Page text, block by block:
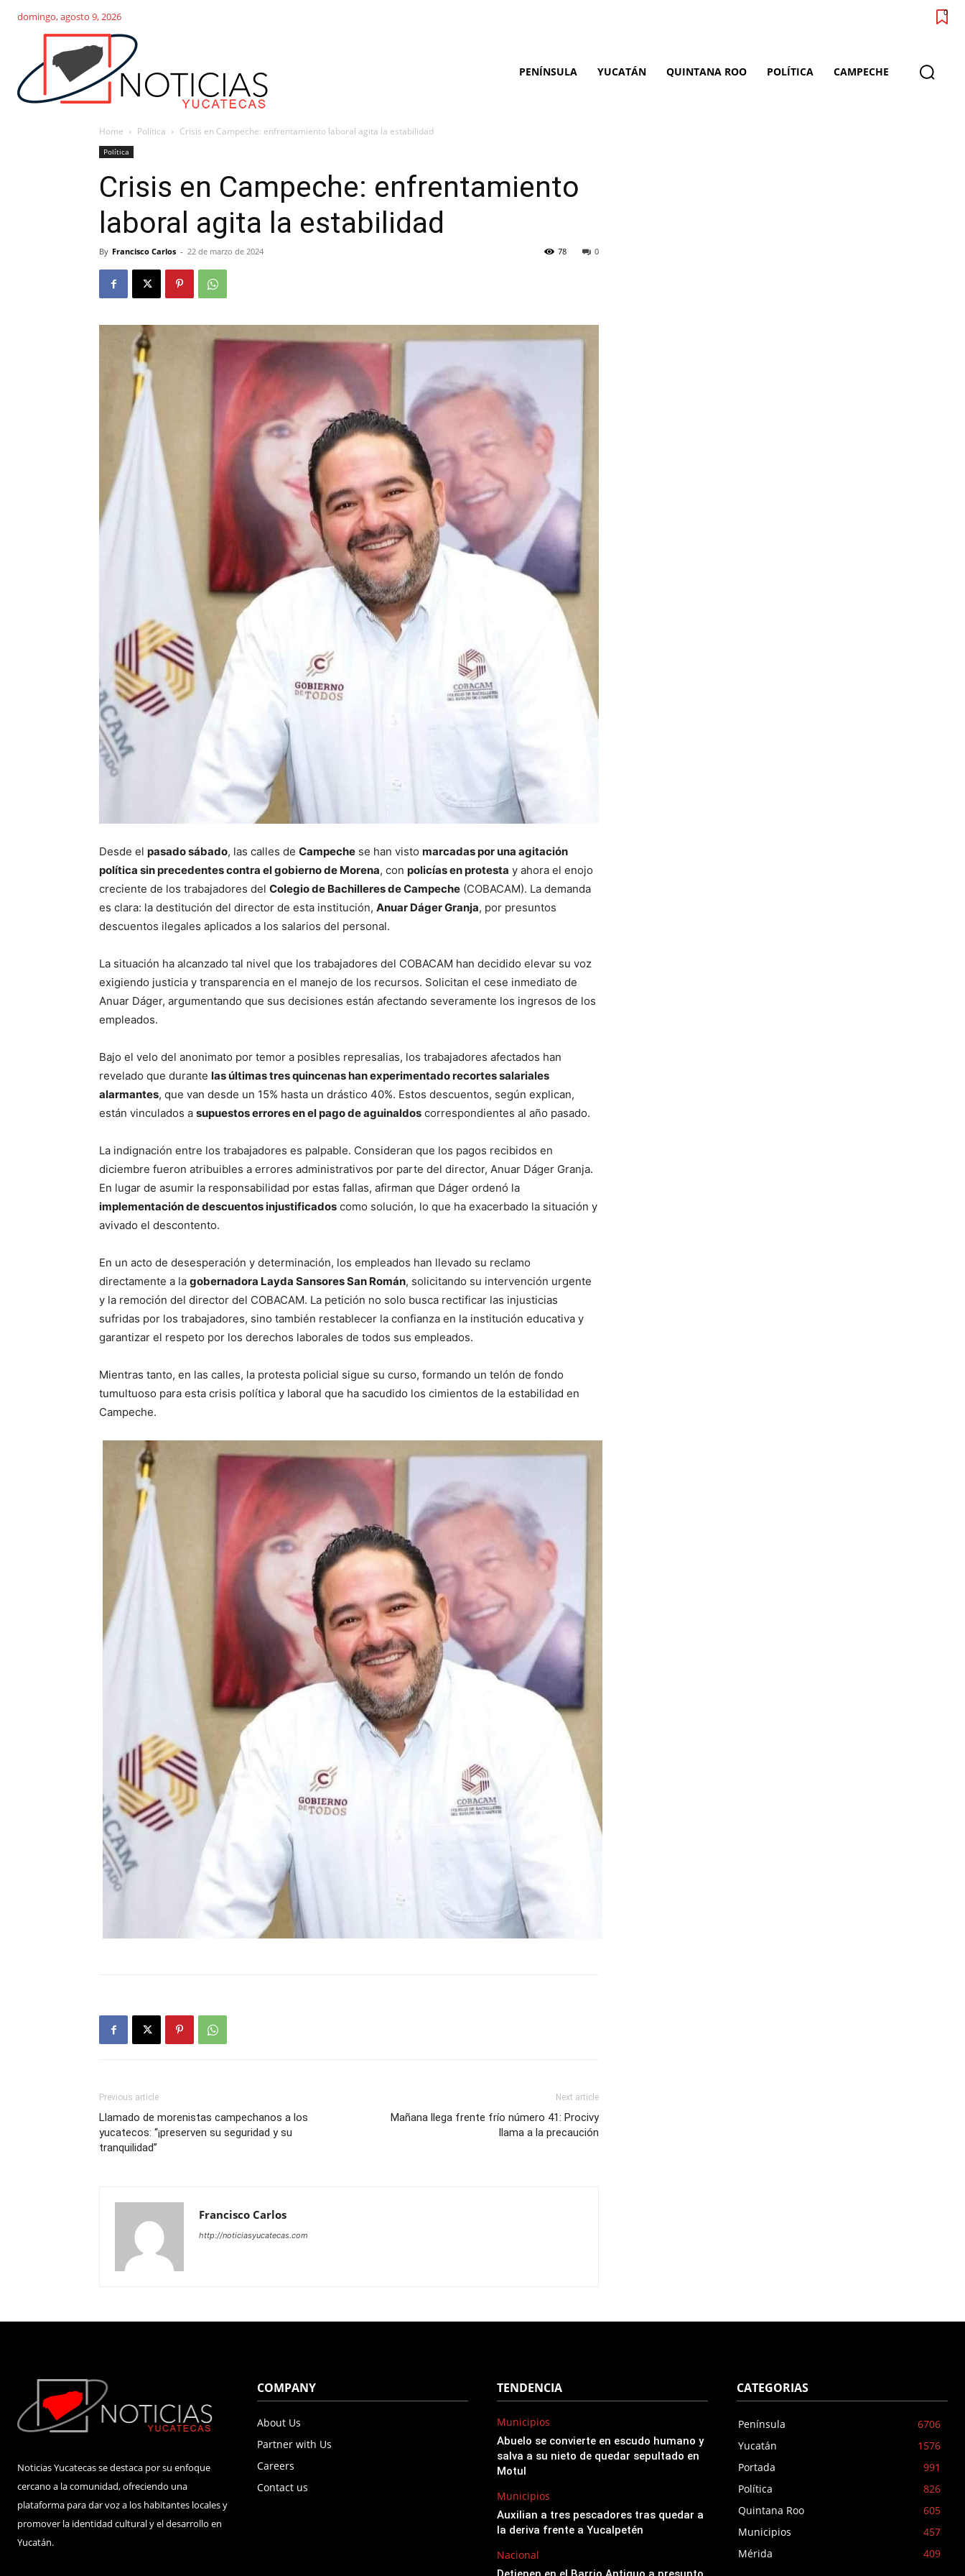
domingo, agosto 9, 2026 0
PENÍNSULA YUCATÁN QUINTANA ROO POLÍTICA CAMPECHE
Home Política Crisis en Campeche: enfrentamiento laboral agita la estabilidad
Política
Crisis en Campeche: enfrentamiento
laboral agita la estabilidad
By Francisco Carlos - 22 de marzo de 2024 0
78
Desde el pasado sábado, las calles de Campeche se han visto marcadas por una agitación
política sin precedentes contra el gobierno de Morena, con policías en protesta y ahora el enojo
creciente de los trabajadores del Colegio de Bachilleres de Campeche (COBACAM). La demanda
es clara: la destitución del director de esta institución, Anuar Dáger Granja, por presuntos
descuentos ilegales aplicados a los salarios del personal.
La situación ha alcanzado tal nivel que los trabajadores del COBACAM han decidido elevar su voz
exigiendo justicia y transparencia en el manejo de los recursos. Solicitan el cese inmediato de
Anuar Dáger, argumentando que sus decisiones están afectando severamente los ingresos de los
empleados.
Bajo el velo del anonimato por temor a posibles represalias, los trabajadores afectados han
revelado que durante las últimas tres quincenas han experimentado recortes salariales
alarmantes, que van desde un 15% hasta un drástico 40%. Estos descuentos, según explican,
están vinculados a supuestos errores en el pago de aguinaldos correspondientes al año pasado.
La indignación entre los trabajadores es palpable. Consideran que los pagos recibidos en
diciembre fueron atribuibles a errores administrativos por parte del director, Anuar Dáger Granja.
En lugar de asumir la responsabilidad por estas fallas, afirman que Dáger ordenó la
implementación de descuentos injustificados como solución, lo que ha exacerbado la situación y
avivado el descontento.
En un acto de desesperación y determinación, los empleados han llevado su reclamo
directamente a la gobernadora Layda Sansores San Román, solicitando su intervención urgente
y la remoción del director del COBACAM. La petición no solo busca rectificar las injusticias
sufridas por los trabajadores, sino también restablecer la confianza en la institución educativa y
garantizar el respeto por los derechos laborales de todos sus empleados.
Mientras tanto, en las calles, la protesta policial sigue su curso, formando un telón de fondo
tumultuoso para esta crisis política y laboral que ha sacudido los cimientos de la estabilidad en
Campeche.
Previous article
Llamado de morenistas campechanos a los
yucatecos: “¡preserven su seguridad y su
tranquilidad”
Next article
Mañana llega frente frío número 41: Procivy
llama a la precaución
Francisco Carlos
http://noticiasyucatecas.com
Noticias Yucatecas se destaca por su enfoque
cercano a la comunidad, ofreciendo una
plataforma para dar voz a los habitantes locales y
promover la identidad cultural y el desarrollo en
Yucatán.
COMPANY
About Us
Partner with Us
Careers
Contact us
TENDENCIA
Municipios
Abuelo se convierte en escudo humano y
salva a su nieto de quedar sepultado en
Motul
Municipios
Auxilian a tres pescadores tras quedar a
la deriva frente a Yucalpetén
Nacional
CATEGORIAS
Península
6706
Yucatán
1576
Portada
991
Política
826
Quintana Roo
605
Municipios
457
Mérida
409